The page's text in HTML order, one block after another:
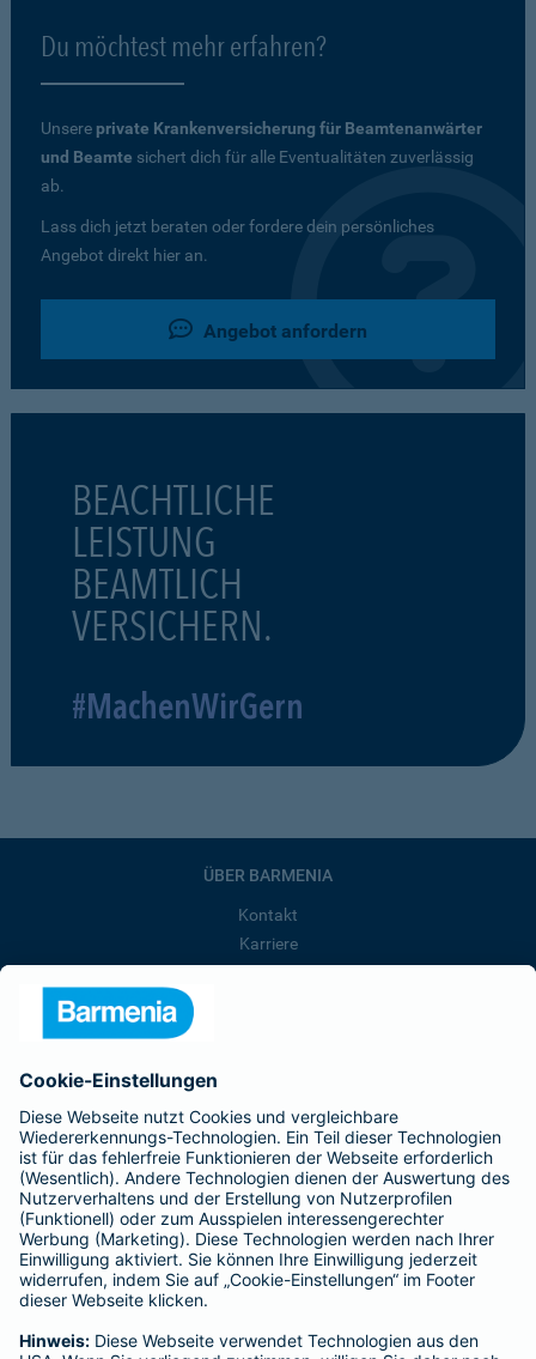
Du möchtest mehr erfahren?
Unsere private Krankenversicherung für Beamtenanwärter
und Beamte sichert dich für alle Eventualitäten zuverlässig
ab.
Lass dich jetzt beraten oder fordere dein persönliches
Angebot direkt hier an.
Angebot anfordern
BEACHTLICHE
LEISTUNG
BEAMTLICH
VERSICHERN.
#MachenWirGern
ÜBER BARMENIA
Kontakt
Karriere
Barmenia ist Teil der BarmeniaGothaer
BELIEBTE SEITEN
Kranken-Zusatzversicherung
Tierversicherungen
Haftpflichtversicherung
Hausratversicherung